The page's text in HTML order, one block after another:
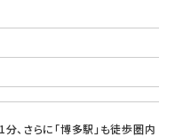
、さらに「博多駅」も徒歩圏内